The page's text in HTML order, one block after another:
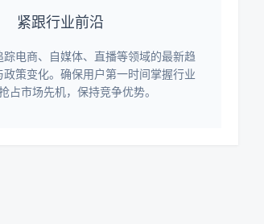
紧跟行业前沿
踪电商、自媒体、直播等领域的最新趋
政策变化。确保用户第一时间掌握行业
占市场先机，保持竞争优势。